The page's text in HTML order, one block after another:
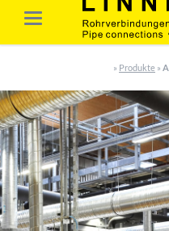
Marketing & Analyse
ausgewertet werden. Das
Verhaltens erfolgt anonym;
zurückverfolgt werden. Sie
oder sie durch die
Detaillierte Informationen
Datenschutzerklärung.
Google Analytics erlauben
» Produkte »